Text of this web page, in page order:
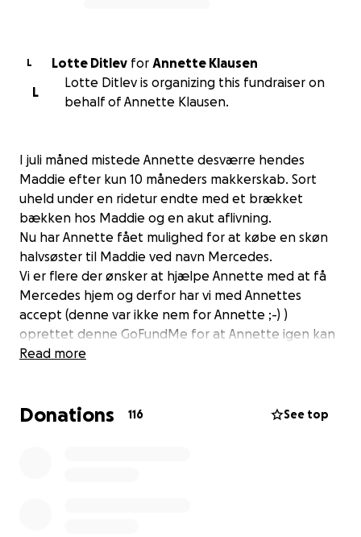
L Lotte Ditlev for
Annette Klausen
L
Lotte Ditlev is organizing this fundraiser on
behalf of Annette Klausen.
I juli måned mistede Annette desværre hendes
Maddie efter kun 10 måneders makkerskab. Sort
uheld under en ridetur endte med et brækket
bækken hos Maddie og en akut aflivning.
Nu har Annette fået mulighed for at købe en skøn
halvsøster til Maddie ved navn Mercedes.
Vi er flere der ønsker at hjælpe Annette med at få
Mercedes hjem og derfor har vi med Annettes
accept (denne var ikke nem for Annette ;-) )
oprettet denne GoFundMe for at Annette igen kan
få en skøn hest hjem.
kan blive meget! :-) Pengene går KUN til Mercedes -
Read more
Donations 116 See top